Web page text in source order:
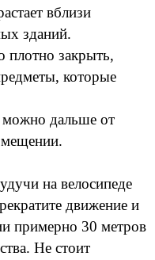
вблизи
зданий.
плотно закрыть,
которые
можно дальше от
на велосипеде
движение и
примерно 30 метров
Не стоит